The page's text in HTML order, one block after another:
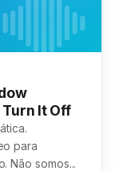
It Off
para
Não somos...